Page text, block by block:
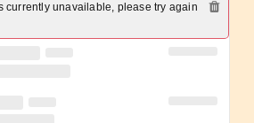
currently unavailable, please try again